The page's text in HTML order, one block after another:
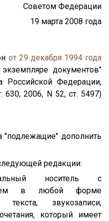
Советом Федерации
19 марта 2008 года
от 29 декабря 1994 года
документов"
Российской Федерации,
630; 2006, N 52, ст. 5497)
"подлежащие" дополнить
редакции:
носитель с
нем в любой форме
звукозаписи,
который имеет